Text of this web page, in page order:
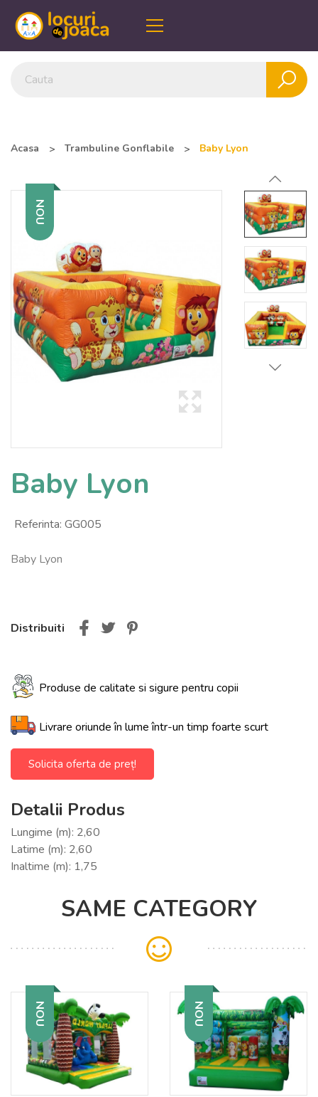
Acasa Trambuline Gonflabile Baby Lyon
NOU
Baby Lyon
Referinta: GG005
Baby Lyon
Distribuiti
Produse de calitate si sigure pentru copii
Livrare oriunde în lume într-un timp foarte scurt
Solicita oferta de preț!
Detalii Produs
Lungime (m): 2,60
Latime (m): 2,60
Inaltime (m): 1,75
SAME CATEGORY
NOU NOU